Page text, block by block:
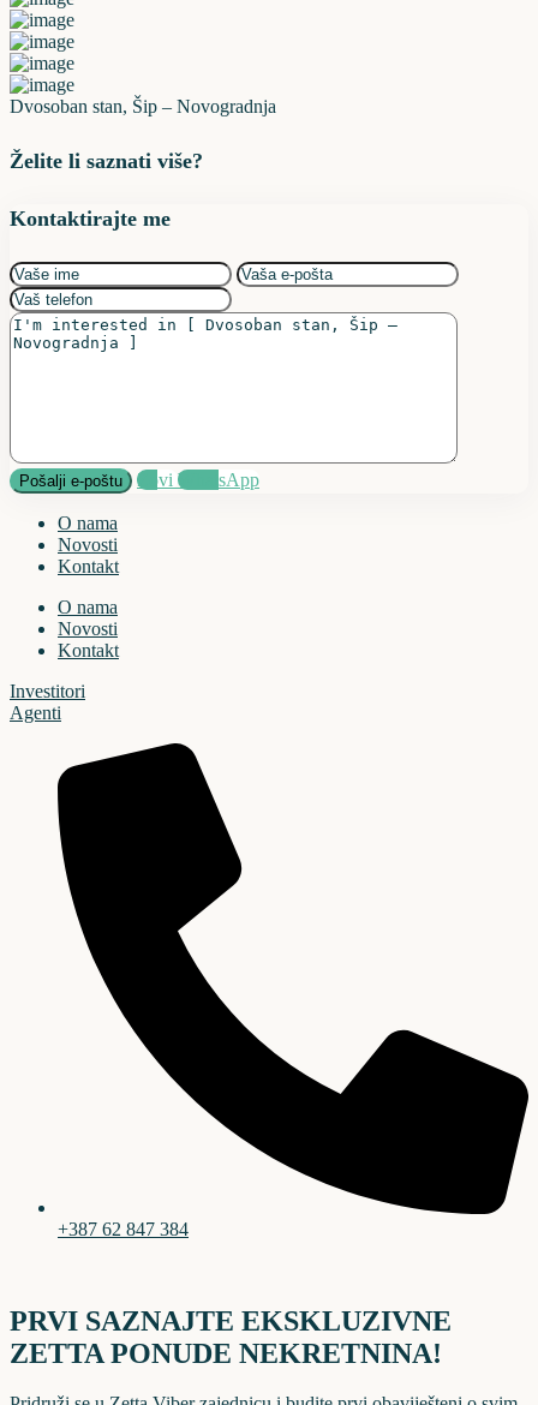
Dvosoban stan, Šip – Novogradnja
Želite li saznati više?
Kontaktirajte me
Zovi WhatsApp
O nama
Novosti
Kontakt
O nama
Novosti
Kontakt
Investitori
Agenti
+387 62 847 384
PRVI SAZNAJTE EKSKLUZIVNE
ZETTA PONUDE NEKRETNINA!